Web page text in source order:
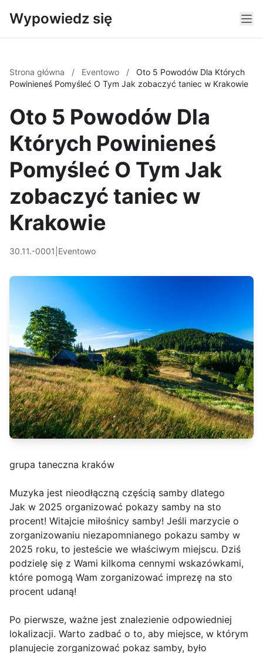
Wypowiedz się
Strona główna / Eventowo /
Oto 5 Powodów Dla Których
Powinieneś Pomyśleć O Tym Jak zobaczyć taniec w Krakowie
Oto 5 Powodów Dla
Których Powinieneś
Pomyśleć O Tym Jak
zobaczyć taniec w
Krakowie
30.11.-0001 Eventowo
grupa taneczna kraków
Muzyka jest nieodłączną częścią samby dlatego
Jak w 2025 organizować pokazy samby na sto
procent! Witajcie miłośnicy samby! Jeśli marzycie o
zorganizowaniu niezapomnianego pokazu samby w
2025 roku, to jesteście we właściwym miejscu. Dziś
podzielę się z Wami kilkoma cennymi wskazówkami,
które pomogą Wam zorganizować imprezę na sto
procent udaną!
Po pierwsze, ważne jest znalezienie odpowiedniej
lokalizacji. Warto zadbać o to, aby miejsce, w którym
planujecie zorganizować pokaz samby, było